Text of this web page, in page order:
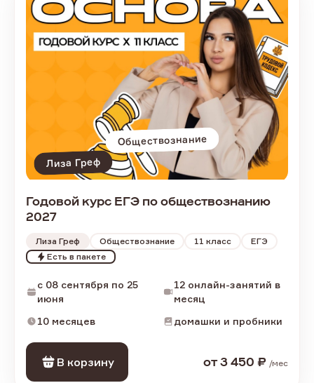
Обществознание
Лиза Греф
Годовой курс ЕГЭ по обществознанию
2027
Лиза Греф Обществознание 11 класс
ЕГЭ
Есть в пакете
c 08 сентября по 25
июня
12 онлайн-занятий в
месяц
10 месяцев
домашки и пробники
В корзину от 3 450 ₽ /мес